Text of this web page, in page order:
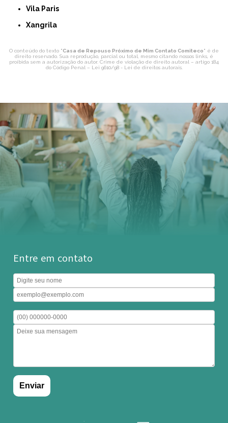
Vila Paris
Xangrila
O conteúdo do texto "Casa de Repouso Próximo de Mim Contato Comiteco" é de
direito reservado. Sua reprodução, parcial ou total, mesmo citando nossos links, é
proibida sem a autorização do autor. Crime de violação de direito autoral – artigo 184
do Código Penal – Lei 9610/98 - Lei de direitos autorais.
Entre em contato